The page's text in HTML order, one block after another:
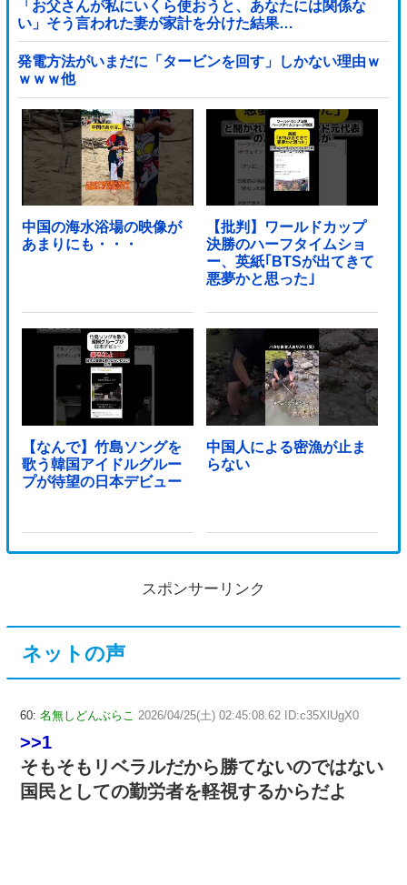
「お父さんが私にいくら使おうと、あなたには関係な
い」そう言われた妻が家計を分けた結果…
発電方法がいまだに「タービンを回す」しかない理由ｗ
ｗｗｗ他
中国の海水浴場の映像が
あまりにも・・・
【批判】ワールドカップ
決勝のハーフタイムショ
ー、英紙｢BTSが出てきて
悪夢かと思った｣
【なんで】竹島ソングを
歌う韓国アイドルグルー
プが待望の日本デビュー
中国人による密漁が止ま
らない
スポンサーリンク
ネットの声
60: 名無しどんぶらこ 2026/04/25(土) 02:45:08.62 ID:c35XlUgX0
>>1
そもそもリベラルだから勝てないのではない
国民としての勤労者を軽視するからだよ